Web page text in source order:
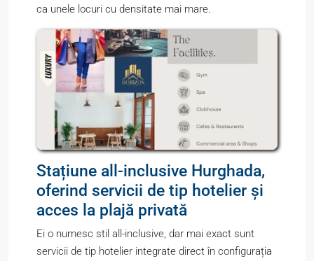
ca unele locuri cu densitate mai mare.
Stațiune all-inclusive Hurghada,
oferind servicii de tip hotelier și
acces la plajă privată
Ei o numesc stil all-inclusive, dar mai exact sunt
servicii de tip hotelier integrate direct în configurația